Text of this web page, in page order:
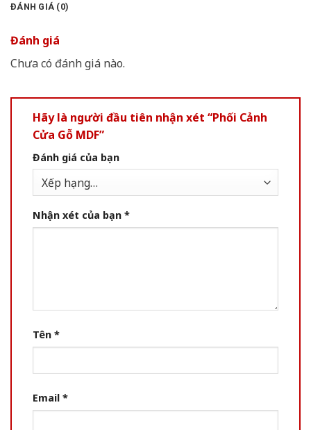
ĐÁNH GIÁ (0)
Đánh giá
Chưa có đánh giá nào.
Hãy là người đầu tiên nhận xét “Phối Cảnh
Cửa Gỗ MDF”
Đánh giá của bạn
Nhận xét của bạn *
Tên *
Email *